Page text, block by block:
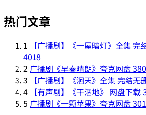
热门文章
1
【广播剧】《一屋暗灯》全集 完
4018
2 广播剧《早春晴朗》夸克网盘
3
【广播剧】《洄天》全集 完结无
4 【有声剧】《干涸地》 网盘下载
5 广播剧《一颗苹果》夸克网盘